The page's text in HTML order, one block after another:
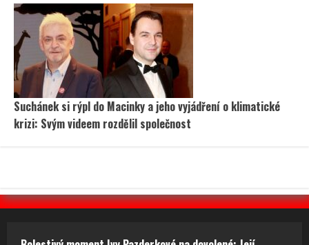
Suchánek si rýpl do Macinky a jeho vyjádření o klimatické
krizi: Svým videem rozdělil společnost